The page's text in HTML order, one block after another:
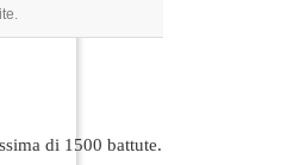
di 1500 battute.